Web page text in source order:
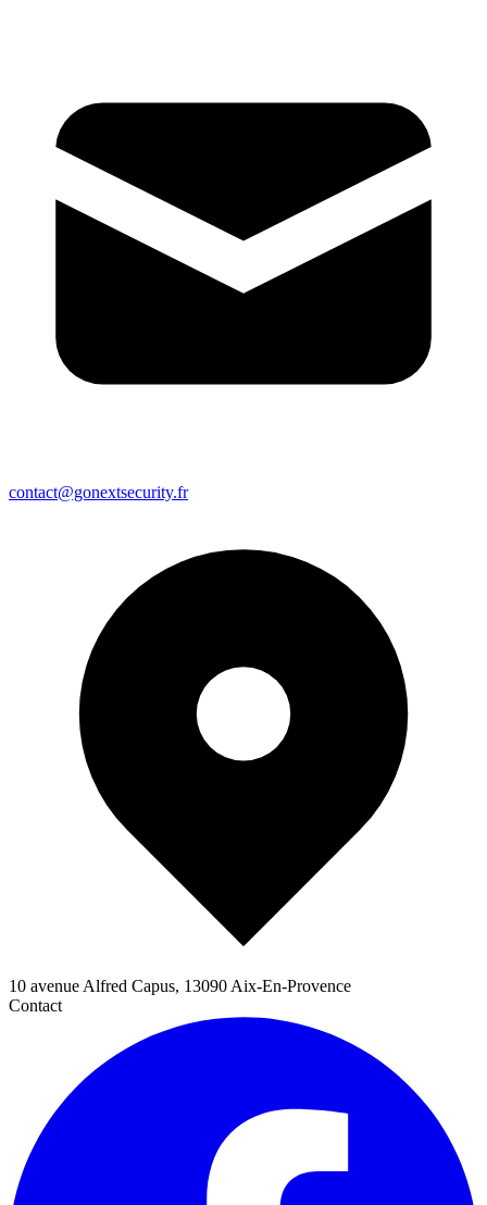
contact@gonextsecurity.fr
10 avenue Alfred Capus, 13090 Aix-En-Provence
Contact